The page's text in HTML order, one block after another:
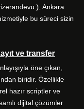
), Ankara
bu süreci sizin
ve transfer
öne çıkan,
biridir. Özellikle
hazır scriptler ve
dijital çözümler